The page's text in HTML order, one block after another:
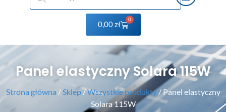
0,00zł
0
Panel elastyczny Solara 115W
Strona główna / Sklep/Wszystkie produkty/ Panel elastyczny
Solara 115W